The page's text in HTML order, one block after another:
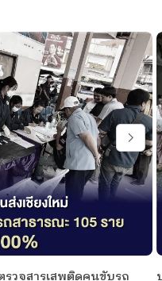
วจสารเสพติดคนขับรถ